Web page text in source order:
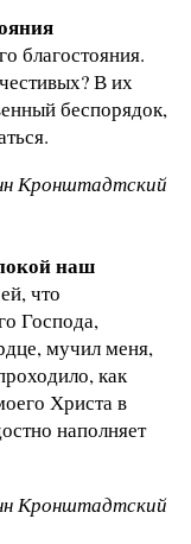
благостояния.
В их
беспорядок,
Кронштадтский
наш
что
Господа,
мучил меня,
как
Христа в
наполняет
Кронштадтский